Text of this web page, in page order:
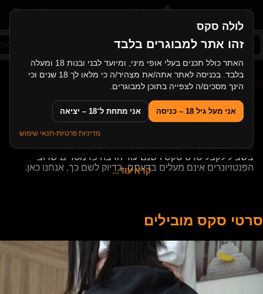
לולה סקס
זהו אתר למבוגרים בלבד
האתר כולל תכנים בעלי אופי מיני, ומיועד לבני ובנות 18 ומעלה
בלבד. בכניסה לאתר אתה/את מצהיר/ה כי מלאו לך 18 שנים וכי
הינך מסכים/ה לצפייה בתוכן למבוגרים.
אני מעל גיל 18 – כניסה אני מתחת ל־18 – יציאה
מדיניות פרטיות·תנאי שימוש
סקס ישראלי אורגיה
לולה סקס>מאמרים>איך עושים סרט סקס?
איך עושים סרט סקס?
סרט סקס, הוא אחת הפנטזיות הנפוצות אצל גברים, נשים וזוגות
בכל העולם, אך לרוב זה לא מספיק רק לצלם ולעשות סקס
בשביל לקבל סרט סקס וישנם עוד הרבה פרמטרים שרוב
הפנטזיונרים אינם מעלים בדעתם. בדיוק לשם כך, אנחנו כאן.
בשביל לענות על השאלה הזו, אנחנו צריכים לשאול את עצמנו:
עיקריים, הראשון, והצורה הפופולרית הראשונית של סרט סקס,
מזכרת סקסית, מחווה אינטימית או טריגר מיני, הרי הוא ה"סקס
טייפ" המוכר, הצורה השניה, וזו שתפסה תאוצה בשנים
האחרונות, הלא היא פלטפורמה כלכלית ועניין עסקי לכל דבר.
קרא עוד...
סרטי סקס מובילים